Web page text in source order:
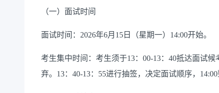
（一）面试时间
面试时间：2026年6月15日（星期一）14:00开始。
考生集中时间：考生须于13：00-13：40抵达面试
弃。13：40-13：55进行抽签，决定面试顺序，